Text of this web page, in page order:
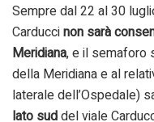
Sempre dal 22 al 30
Carduccinon sarà
Meridiana, e il semaforo
della Meridiana e al
laterale dell’Ospedale)
lato suddel viale